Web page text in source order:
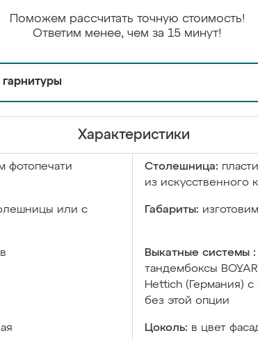
Поможем рассчитать точную стоимость!
Ответим менее, чем за 15 минут!
Характеристики
фотопечати Столешница:
из искусственного
или с
Габариты:
Выкатные системы :
тандембоксы
Hettich (Германия)
без этой опции
Цоколь: в цвет